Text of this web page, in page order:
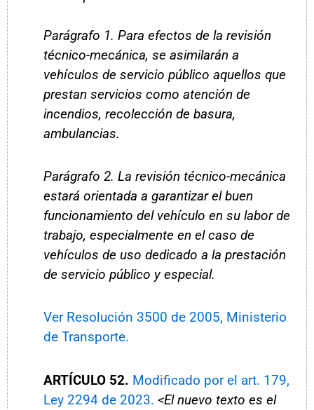
Parágrafo 1. Para efectos de la revisión
técnico-mecánica, se asimilarán a
vehículos de servicio público aquellos que
prestan servicios como atención de
incendios, recolección de basura,
ambulancias.
Parágrafo 2. La revisión técnico-mecánica
estará orientada a garantizar el buen
funcionamiento del vehículo en su labor de
trabajo, especialmente en el caso de
vehículos de uso dedicado a la prestación
de servicio público y especial.
Ver Resolución 3500 de 2005, Ministerio
de Transporte.
ARTÍCULO 52. Modificado por el art. 179,
Ley 2294 de 2023. <El nuevo texto es el